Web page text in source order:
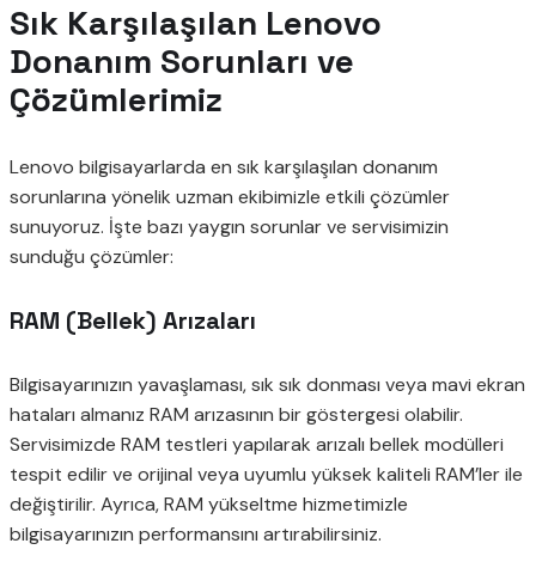
Sık Karşılaşılan Lenovo
Donanım Sorunları ve
Çözümlerimiz
Lenovo bilgisayarlarda en sık karşılaşılan donanım
sorunlarına yönelik uzman ekibimizle etkili çözümler
sunuyoruz. İşte bazı yaygın sorunlar ve servisimizin
sunduğu çözümler:
RAM (Bellek) Arızaları
Bilgisayarınızın yavaşlaması, sık sık donması veya mavi ekran
hataları almanız RAM arızasının bir göstergesi olabilir.
Servisimizde RAM testleri yapılarak arızalı bellek modülleri
tespit edilir ve orijinal veya uyumlu yüksek kaliteli RAM’ler ile
değiştirilir. Ayrıca, RAM yükseltme hizmetimizle
bilgisayarınızın performansını artırabilirsiniz.